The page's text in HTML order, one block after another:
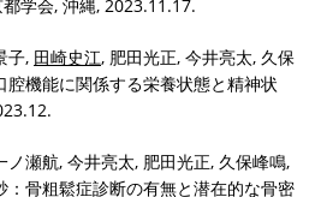
学会, 沖縄, 2023.11.17.
子, 田崎史江, 肥田光正, 今井亮太, 久保
機能に関係する栄養状態と精神状
ノ瀬航, 今井亮太, 肥田光正, 久保峰鳴,
：骨粗鬆症診断の有無と潜在的な骨密